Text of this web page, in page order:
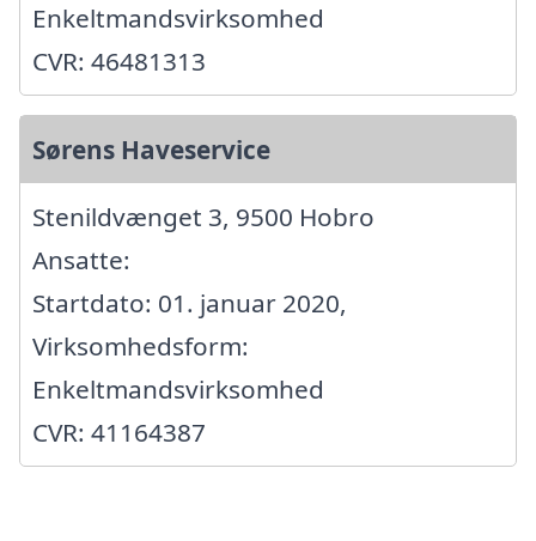
Enkeltmandsvirksomhed
CVR: 46481313
Sørens Haveservice
Stenildvænget 3, 9500 Hobro
Ansatte:
Startdato: 01. januar 2020,
Virksomhedsform:
Enkeltmandsvirksomhed
CVR: 41164387